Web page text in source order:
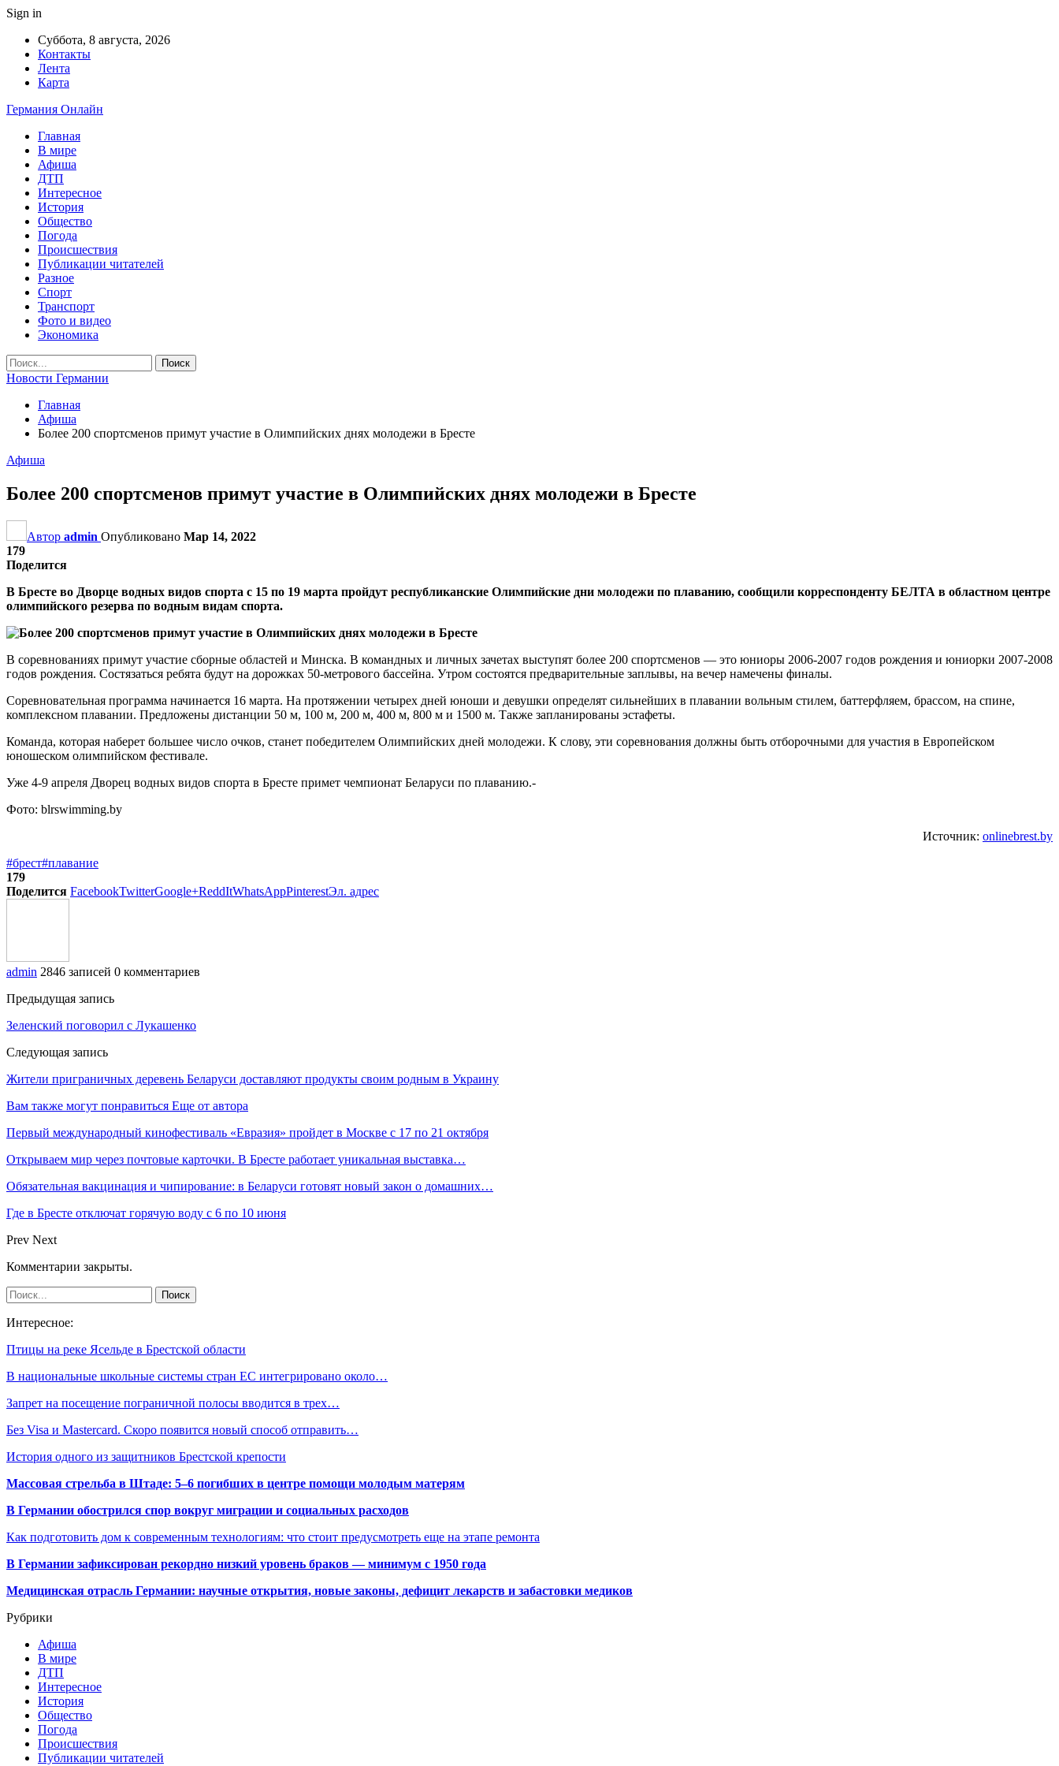
Sign in
Суббота, 8 августа, 2026
Контакты
Лента
Карта
Германия Онлайн
Главная
В мире
Афиша
ДТП
Интересное
История
Общество
Погода
Происшествия
Публикации читателей
Разное
Спорт
Транспорт
Фото и видео
Экономика
Новости Германии
Главная
Афиша
Более 200 спортсменов примут участие в Олимпийских днях молодежи в Бресте
Афиша
Более 200 спортсменов примут участие в Олимпийских днях молодежи в Бресте
Автор admin Опубликовано Мар 14, 2022
179
Поделится
В Бресте во Дворце водных видов спорта с 15 по 19 марта пройдут республиканские Олимпийские дни молодежи по плаванию, сообщили корреспонденту БЕЛТА в областном центре
олимпийского резерва по водным видам спорта.
В соревнованиях примут участие сборные областей и Минска. В командных и личных зачетах выступят более 200 спортсменов — это юниоры 2006-2007 годов рождения и юниорки 2007-2008
годов рождения. Состязаться ребята будут на дорожках 50-метрового бассейна. Утром состоятся предварительные заплывы, на вечер намечены финалы.
Соревновательная программа начинается 16 марта. На протяжении четырех дней юноши и девушки определят сильнейших в плавании вольным стилем, баттерфляем, брассом, на спине,
комплексном плавании. Предложены дистанции 50 м, 100 м, 200 м, 400 м, 800 м и 1500 м. Также запланированы эстафеты.
Команда, которая наберет большее число очков, станет победителем Олимпийских дней молодежи. К слову, эти соревнования должны быть отборочными для участия в Европейском
юношеском олимпийском фестивале.
Уже 4-9 апреля Дворец водных видов спорта в Бресте примет чемпионат Беларуси по плаванию.-
Фото: blrswimming.by
Источник: onlinebrest.by
#брест#плавание
179
Поделится FacebookTwitterGoogle+ReddItWhatsAppPinterestЭл. адрес
admin 2846 записей 0 комментариев
Предыдущая запись
Зеленский поговорил с Лукашенко
Следующая запись
Жители приграничных деревень Беларуси доставляют продукты своим родным в Украину
Вам также могут понравиться Еще от автора
Первый международный кинофестиваль «Евразия» пройдет в Москве с 17 по 21 октября
Открываем мир через почтовые карточки. В Бресте работает уникальная выставка…
Обязательная вакцинация и чипирование: в Беларуси готовят новый закон о домашних…
Где в Бресте отключат горячую воду с 6 по 10 июня
Prev Next
Комментарии закрыты.
Интересное:
Птицы на реке Ясельде в Брестской области
В национальные школьные системы стран ЕС интегрировано около…
Запрет на посещение пограничной полосы вводится в трех…
Без Visa и Mastercard. Скоро появится новый способ отправить…
История одного из защитников Брестской крепости
Массовая стрельба в Штаде: 5–6 погибших в центре помощи молодым матерям
В Германии обострился спор вокруг миграции и социальных расходов
Как подготовить дом к современным технологиям: что стоит предусмотреть еще на этапе ремонта
В Германии зафиксирован рекордно низкий уровень браков — минимум с 1950 года
Медицинская отрасль Германии: научные открытия, новые законы, дефицит лекарств и забастовки медиков
Рубрики
Афиша
В мире
ДТП
Интересное
История
Общество
Погода
Происшествия
Публикации читателей